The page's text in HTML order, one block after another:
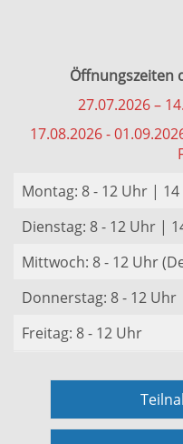
Öffnungszeiten
27.07.2026 –
17.08.2026 -
Montag: 8 - 12 Uhr | 14
Dienstag: 8 - 12 Uhr |
Mittwoch: 8 - 12 Uhr
Donnerstag: 8 - 12 Uhr
Freitag: 8 - 12 Uhr